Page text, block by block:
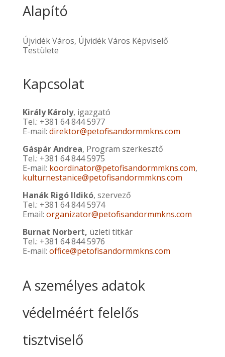
Alapító
Újvidék Város, Újvidék Város Képviselő
Testülete
Kapcsolat
Király Károly, igazgató
Tel.: +381 64 844 5977
E-mail: direktor@petofisandormmkns.com
Gáspár Andrea, Program szerkesztő
Tel.: +381 64 844 5975
E-mail: koordinator@petofisandormmkns.com,
kulturnestanice@petofisandormmkns.com
Hanák Rigó Ildikó, szervező
Tel.: +381 64 844 5974
Email: organizator@petofisandormmkns.com
Burnat Norbert, üzleti titkár
Tel.: +381 64 844 5976
E-mail: office@petofisandormmkns.com
A személyes adatok
védelméért felelős
tisztviselő